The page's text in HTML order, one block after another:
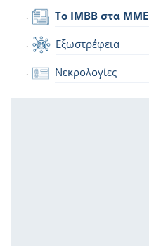
Το IMBB στα ΜΜΕ
Εξωστρέφεια
Νεκρολογίες